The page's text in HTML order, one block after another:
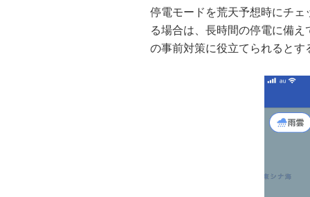
停電モードを荒天予想時にチ
る場合は、長時間の停電に備
の事前対策に役立てられるとす